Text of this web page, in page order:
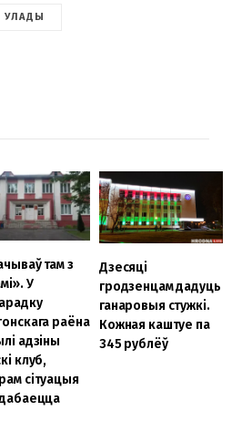
УЛАДЫ
там з
У
раёна
адзіны
клуб,
сітуацыя
Дзесяці
гродзенцам дадуць
ганаровыя стужкі.
Кожная каштуе па
345 рублёў